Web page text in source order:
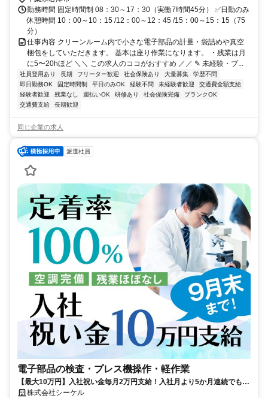
域・木更津市・富津市・袖ケ浦市・市原市
勤務時間 固定時間制 08：30～17：30（実働7時間45分） ✅️日勤のみ
休憩時間 10：00～10：15 /12：00～12：45 /15：00～15：15（75
分）
仕事内容 クリーンルーム内で小さな電子部品の計量・袋詰めや真空
梱包をしていただきます。 基本は座り作業になります。 ・残業は月
に5〜20hほど ＼＼ この求人のココがおすすめ ／／ ✎ 未経験・ブ...
社員登用あり 長期 フリーター歓迎 社会保険あり 大量募集
学歴不問
即日勤務OK
固定時間制 平日のみOK 経験不問 未経験者歓迎
交通費全額支給
経験者歓迎
残業なし 週払いOK 研修あり 社会保険完備
ブランクOK
交通費支給
長期歓迎
同じ企業の求人
派遣社員
電子部品の検査・プレス機操作・軽作業
【最大10万円】入社祝い金毎月2万円支給！入社月より5か月連続でもら
えます！／ 簡単作業／残業少ない／未経験歓迎／交通費支給／
株式会社シーケル